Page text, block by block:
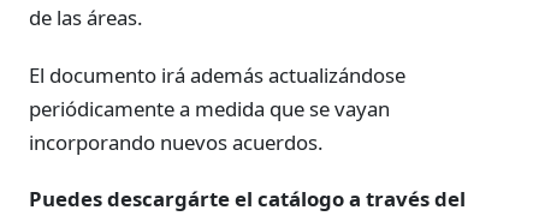
de las áreas.
El documento irá además actualizándose
periódicamente a medida que se vayan
incorporando nuevos acuerdos.
Puedes descargárte el catálogo a través del